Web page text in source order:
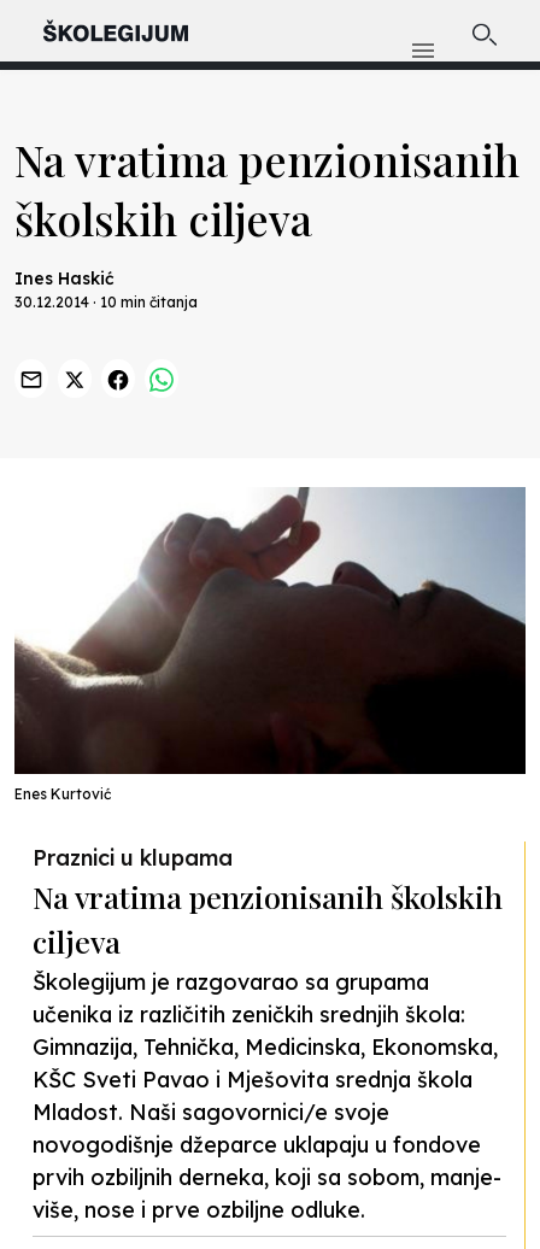
Na vratima penzionisanih
školskih ciljeva
Ines Haskić
30.12.2014 · 10 min čitanja
Enes Kurtović
Praznici u klupama
Na vratima penzionisanih školskih
ciljeva
Školegijum je razgovarao sa grupama
učenika iz različitih zeničkih srednjih škola:
Gimnazija, Tehnička, Medicinska, Ekonomska,
KŠC Sveti Pavao i Mješovita srednja škola
Mladost. Naši sagovornici/e svoje
novogodišnje džeparce uklapaju u fondove
prvih ozbiljnih derneka, koji sa sobom, manje-
više, nose i prve ozbiljne odluke.